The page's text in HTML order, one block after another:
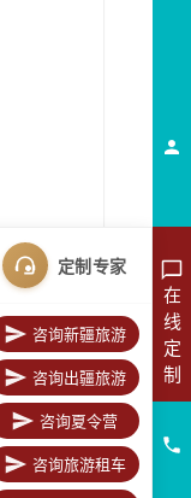
在
线
定
制
定制专家
咨询新疆旅游
咨询出疆旅游
咨询夏令营
咨询旅游租车